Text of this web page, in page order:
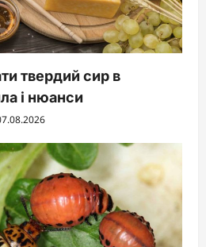
твердий сир в
і нюанси